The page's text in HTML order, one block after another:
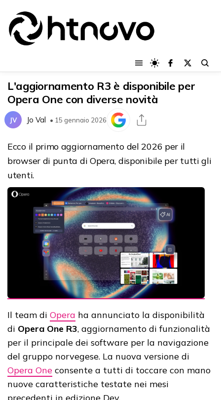
L'aggiornamento R3 è disponibile per
Opera One con diverse novità
JV Jo Val • 15 gennaio 2026
Ecco il primo aggiornamento del 2026 per il
browser di punta di Opera, disponibile per tutti gli
utenti.
Il team di Opera ha annunciato la disponibilità
di Opera One R3, aggiornamento di funzionalità
per il principale dei software per la navigazione
del gruppo norvegese. La nuova versione di
Opera One consente a tutti di toccare con mano
nuove caratteristiche testate nei mesi
precedenti in edizione Dev.